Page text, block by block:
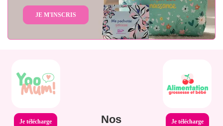
JE M'INSCRIS
Je télécharge
Nos
Je télécharge